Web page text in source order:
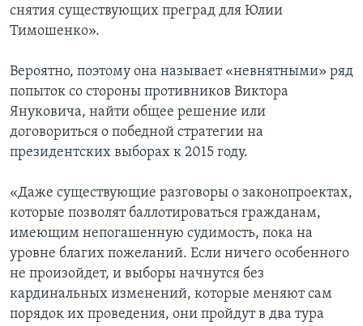
снятия существующих преград для Юлии
Тимошенко».
Вероятно, поэтому она называет «невнятными» ряд
попыток со стороны противников Виктора
Януковича, найти общее решение или
договориться о победной стратегии на
президентских выборах к 2015 году.
«Даже существующие разговоры о законопроектах,
которые позволят баллотироваться гражданам,
имеющим непогашенную судимость, пока на
уровне благих пожеланий. Если ничего особенного
не произойдет, и выборы начнутся без
кардинальных изменений, которые меняют сам
порядок их проведения, они пройдут в два тура